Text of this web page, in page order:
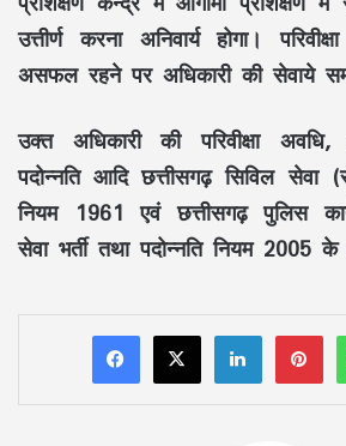
उत्तीर्ण करना अनिवार्य होगा।
असफल रहने पर अधिकारी की सेवाये
उक्त अधिकारी की परिवीक्षा अवधि,
पदोन्नति आदि छत्तीसगढ़ सिविल सेवा
नियम 1961 एवं छत्तीसगढ़ पुलिस
सेवा भर्ती तथा पदोन्नति नियम 2005 के
LinkedIn